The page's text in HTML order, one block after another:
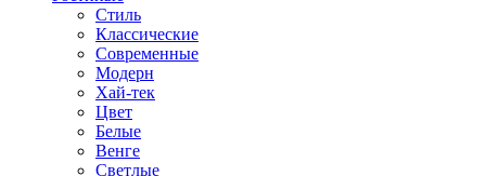
Стиль
Классические
Современные
Модерн
Хай-тек
Цвет
Белые
Венге
Светлые